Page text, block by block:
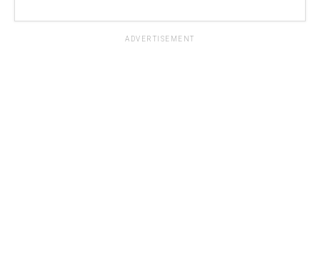
ADVERTISEMENT